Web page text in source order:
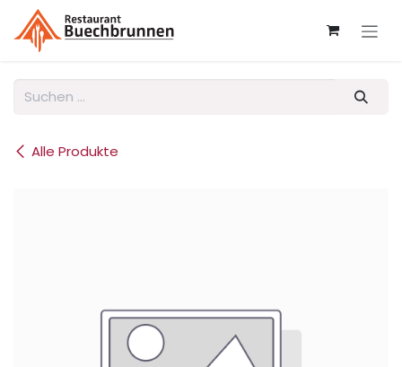
Zum Inhalt springen
Alle Produkte